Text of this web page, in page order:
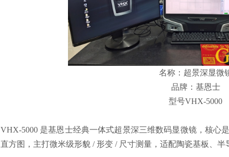
名称：超景深显微
品牌：基恩士
型号VHX-5000
VHX-5000 是基恩士经典一体式超景深三维数码显微镜，核心
直方图，主打微米级形貌 / 形变 / 尺寸测量，适配陶瓷基板、半